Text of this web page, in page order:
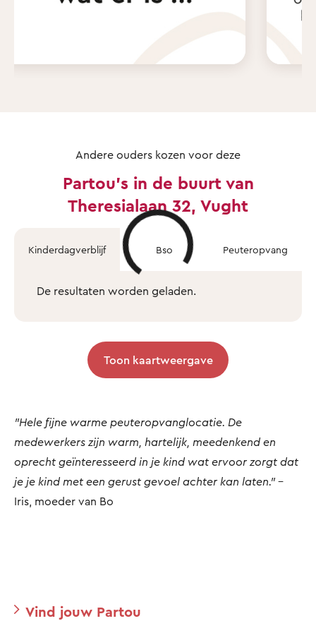
Andere ouders kozen voor deze
Partou's in de buurt van
Theresialaan 32, Vught
Kinderdagverblijf Bso Peuteropvang
De resultaten worden geladen.
Toon kaartweergave
"Hele fijne warme peuteropvanglocatie. De
medewerkers zijn warm, hartelijk, meedenkend en
oprecht geïnteresseerd in je kind wat ervoor zorgt dat
je je kind met een gerust gevoel achter kan laten."-
Iris, moeder van Bo
Vind jouw Partou